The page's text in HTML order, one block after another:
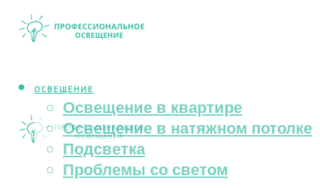
ОСВЕЩЕНИЕ
Освещение в квартире
Освещение в натяжном потолке
Подсветка
Проблемы со светом